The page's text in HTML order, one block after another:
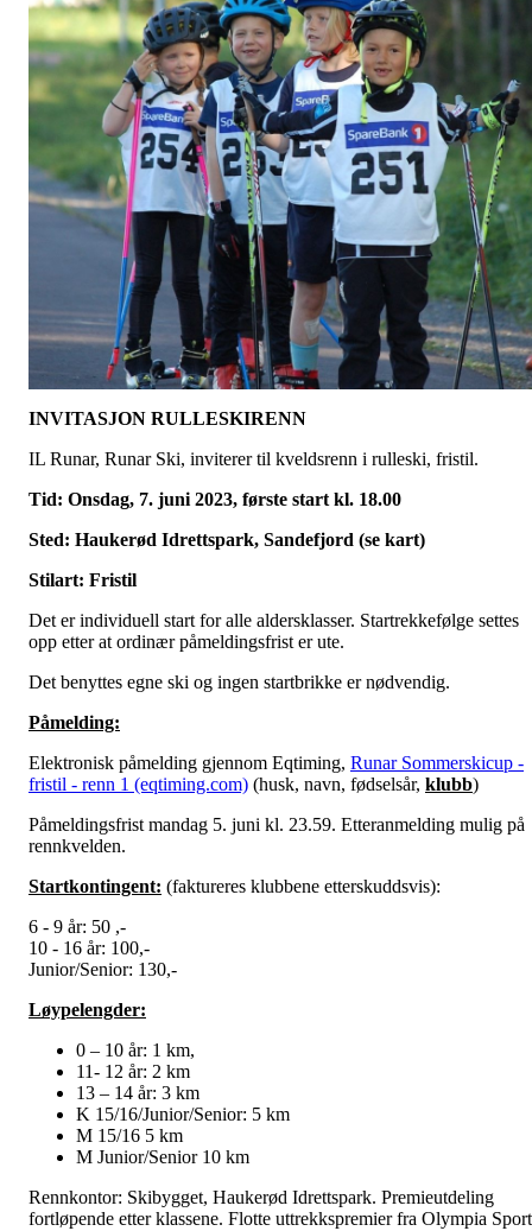
INVITASJON RULLESKIRENN
IL Runar, Runar Ski, inviterer til kveldsrenn i rulleski, fristil.
Tid: Onsdag, 7. juni 2023, første start kl. 18.00
Sted: Haukerød Idrettspark, Sandefjord (se kart)
Stilart: Fristil
Det er individuell start for alle aldersklasser. Startrekkefølge settes
opp etter at ordinær påmeldingsfrist er ute.
Det benyttes egne ski og ingen startbrikke er nødvendig.
Påmelding:
Elektronisk påmelding gjennom Eqtiming, Runar Sommerskicup -
fristil - renn 1 (eqtiming.com) (husk, navn, fødselsår, klubb)
Påmeldingsfrist mandag 5. juni kl. 23.59. Etteranmelding mulig på
rennkvelden.
Startkontingent: (faktureres klubbene etterskuddsvis):
6 - 9 år: 50 ,-
10 - 16 år: 100,-
Junior/Senior: 130,-
Løypelengder:
0 – 10 år: 1 km,
11- 12 år: 2 km
13 – 14 år: 3 km
K 15/16/Junior/Senior: 5 km
M 15/16 5 km
M Junior/Senior 10 km
Rennkontor: Skibygget, Haukerød Idrettspark. Premieutdeling
fortløpende etter klassene. Flotte uttrekkspremier fra Olympia